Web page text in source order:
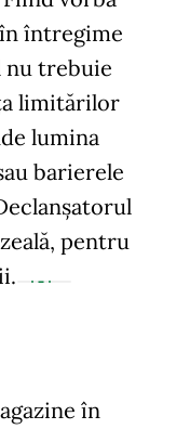
întregime
trebuie
limitărilor
lumina
barierele
pentru
în